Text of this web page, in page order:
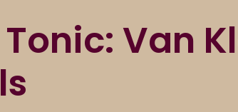
Van